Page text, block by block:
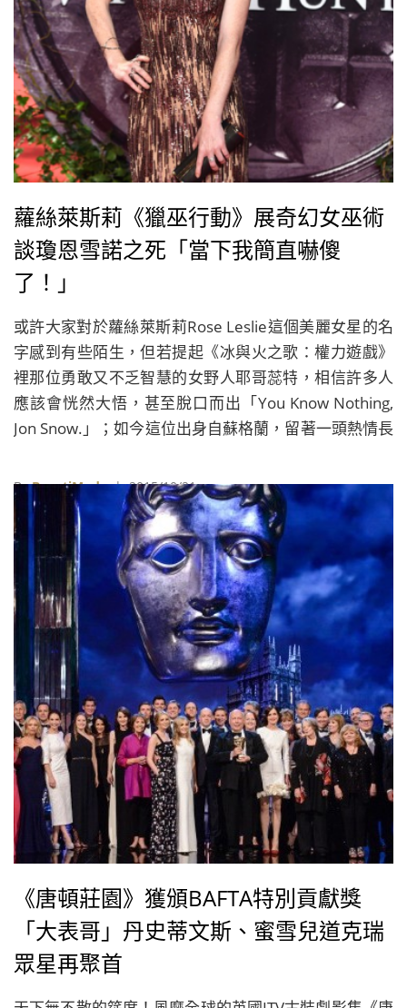
蘿絲萊斯莉《獵巫行動》展奇幻女巫術
談瓊恩雪諾之死「當下我簡直嚇傻
了！」
或許大家對於蘿絲萊斯莉Rose Leslie這個美麗女星的名
字感到有些陌生，但若提起《冰與火之歌：權力遊戲》
裡那位勇敢又不乏智慧的女野人耶哥蕊特，相信許多人
應該會恍然大悟，甚至脫口而出「You Know Nothing,
Jon Snow.」；如今這位出身自蘇格蘭，留著一頭熱情長
合演奇幻電影《獵巫行動：大滅絕》(The Last Witch
Hunter)。
ByBeautiMode| 2015/10/21
《唐頓莊園》獲頒BAFTA特別貢獻獎
「大表哥」丹史蒂文斯、蜜雪兒道克瑞
眾星再聚首